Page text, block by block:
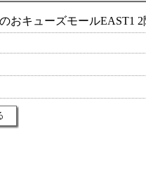
おキューズモールEAST1 2